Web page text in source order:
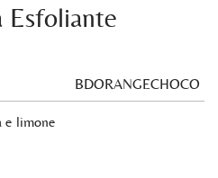
Esfoliante
BDORANGECHOCO
e limone